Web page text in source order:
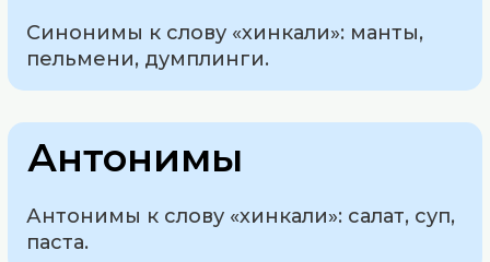
Синонимы к слову «хинкали»: манты,
пельмени, думплинги.
Антонимы
Антонимы к слову «хинкали»: салат, суп,
паста.